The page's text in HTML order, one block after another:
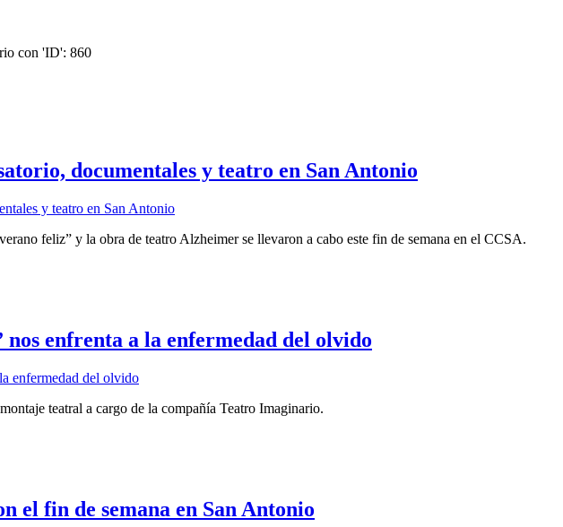
con 'ID': 860
documentales y teatro en San Antonio
feliz” y la obra de teatro Alzheimer se llevaron a cabo este fin de semana en el CCSA.
enfrenta a la enfermedad del olvido
teatral a cargo de la compañía Teatro Imaginario.
el fin de semana en San Antonio